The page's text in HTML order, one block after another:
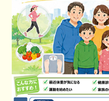
演題募集 期間を6月4
た。
2026.04.22
医局員おすすめ飲食
2026.04.08